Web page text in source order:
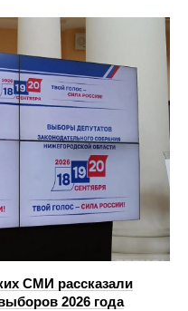
СМИ рассказали
2026 года